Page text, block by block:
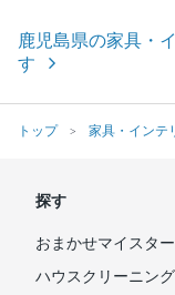
鹿児島県の家具・
す
トップ 家具・インテ
探す
おまかせマイスター
ハウスクリーニング